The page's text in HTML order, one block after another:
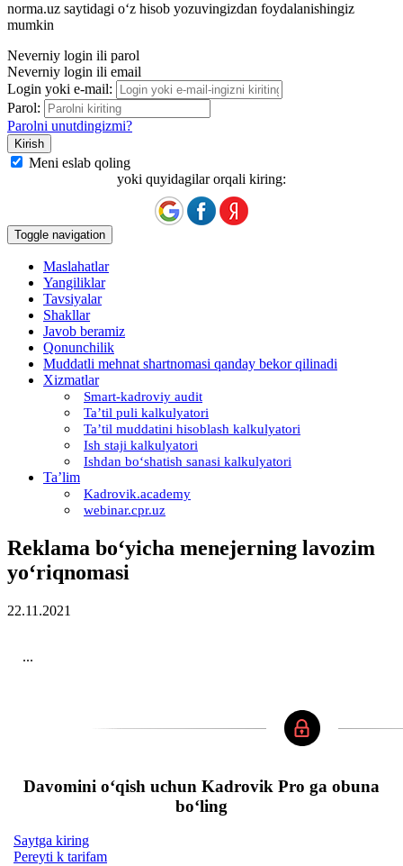
norma.uz saytidagi oʻz hisob yozuvingizdan foydalanishingiz
mumkin
Neverniy login ili parol
Neverniy login ili email
Login yoki e-mail:
Parol:
Parolni unutdingizmi?
Meni eslab qoling
yoki quyidagilar orqali kiring:
Toggle navigation
Maslahatlar
Yangiliklar
Tavsiyalar
Shakllar
Javob beramiz
Qonunchilik
Muddatli mehnat shartnomasi qanday bekor qilinadi
Xizmatlar
Smart-kadroviy audit
Ta’til puli kalkulyatori
Ta’til muddatini hisoblash kalkulyatori
Ish staji kalkulyatori
Ishdan boʻshatish sanasi kalkulyatori
Ta’lim
Kadrovik.academy
webinar.cpr.uz
Reklama boʻyicha menejerning lavozim
yoʻriqnomasi
22.11.2021
...
Davomini oʻqish uchun Kadrovik Pro ga obuna
boʻling
Saytga kiring
Pereyti k tarifam